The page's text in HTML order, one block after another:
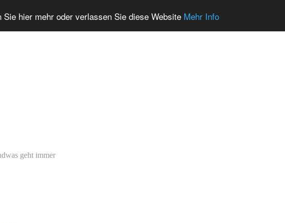
hier mehr oder verlassen Sie diese Website Mehr Info
geht immer